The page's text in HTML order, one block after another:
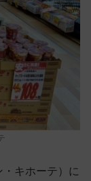
キホーテ）に